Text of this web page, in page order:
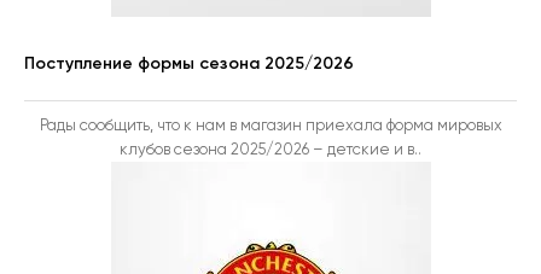
Поступление формы сезона 2025/2026
Рады сообщить, что к нам в магазин приехала форма мировых
клубов сезона 2025/2026 – детские и в..